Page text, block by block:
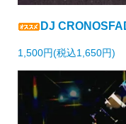
DJ
1,500円(税込1,650円)